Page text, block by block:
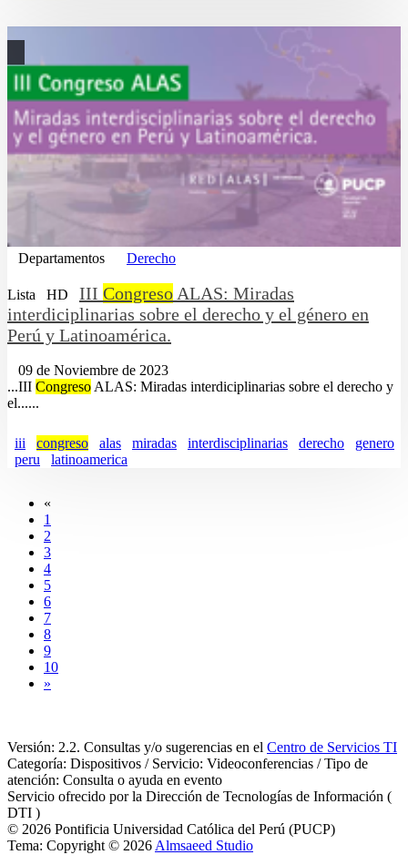
Departamentos Derecho
Lista HD III Congreso ALAS: Miradas
interdiciplinarias sobre el derecho y el género en
Perú y Latinoamérica.
09 de Noviembre de 2023
...III Congreso ALAS: Miradas interdiciplinarias sobre el derecho y
el......
iii congreso alas miradas interdisciplinarias derecho
genero
peru
latinoamerica
«
1
2
3
4
5
6
7
8
9
10
»
Versión: 2.2. Consultas y/o sugerencias en el Centro de Servicios TI
Categoría: Dispositivos / Servicio: Videoconferencias / Tipo de
atención: Consulta o ayuda en evento
Servicio ofrecido por la Dirección de Tecnologías de Información (
DTI )
© 2026 Pontificia Universidad Católica del Perú (PUCP)
Tema: Copyright © 2026 Almsaeed Studio